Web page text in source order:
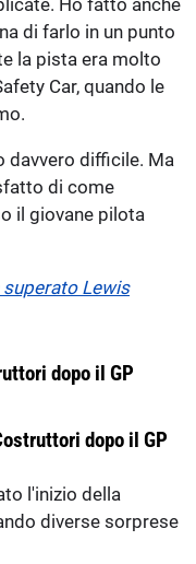
di farlo in un punto
la pista era molto
Car, quando le
davvero difficile. Ma
di come
il giovane pilota
Lewis
dopo il GP
dopo il GP
l'inizio della
diverse sorprese